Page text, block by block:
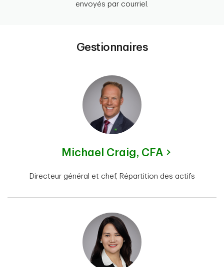
envoyés par courriel.
Gestionnaires
Michael Craig, CFA
Directeur général et chef, Répartition des actifs